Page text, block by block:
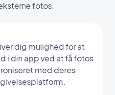
fotos.
dig mulighed for at
i din app ved at få fotos
med deres